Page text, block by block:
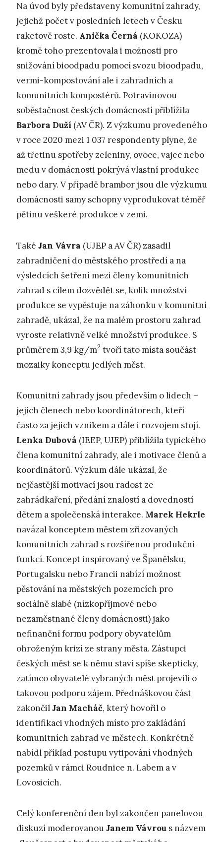
Na úvod byly představeny komunitní zahrady,
jejichž počet v posledních letech v Česku
raketově roste. Anička Černá (KOKOZA)
kromě toho prezentovala i možnosti pro
snižování bioodpadu pomocí svozu bioodpadu,
vermi-kompostování ale i zahradních a
komunitních kompostérů. Potravinovou
soběstačnost českých domácností přiblížila
Barbora Duží (AV ČR). Z výzkumu provedeného
v roce 2020 mezi 1 037 respondenty plyne, že
až třetinu spotřeby zeleniny, ovoce, vajec nebo
medu v domácnosti pokrývá vlastní produkce
nebo dary. V případě brambor jsou dle výzkumu
domácnosti samy schopny vyprodukovat téměř
pětinu veškeré produkce v zemi.
Také Jan Vávra (UJEP a AV ČR) zasadil
zahradničení do městského prostředí a na
výsledcích šetření mezi členy komunitních
zahrad s cílem dozvědět se, kolik množství
produkce se vypěstuje na záhonku v komunitní
zahradě, ukázal, že na malém prostoru zahrad
vyroste relativně velké množství produkce. S
průměrem 3,9 kg/m2 tvoří tato místa součást
mozaiky konceptu jedlých měst.
Komunitní zahrady jsou především o lidech –
jejích členech nebo koordinátorech, kteří
často za jejich vznikem a dále i rozvojem stojí.
Lenka Dubová (IEEP, UJEP) přiblížila typického
člena komunitní zahrady, ale i motivace členů a
koordinátorů. Výzkum dále ukázal, že
nejčastější motivací jsou radost ze
zahrádkaření, předání znalostí a dovedností
dětem a společenská interakce. Marek Hekrle
navázal konceptem městem zřizovaných
komunitních zahrad s rozšířenou produkční
funkcí. Koncept inspirovaný ve Španělsku,
Portugalsku nebo Francii nabízí možnost
pěstování na městských pozemcích pro
sociálně slabé (nízkopříjmové nebo
nezaměstnané členy domácnosti) jako
nefinanční formu podpory obyvatelům
ohroženým krizí ze strany města. Zástupci
českých měst se k němu staví spíše skepticky,
zatímco obyvatelé vybraných měst projevili o
takovou podporu zájem. Přednáškovou část
zakončilJan Macháč, který hovořil o
identifikaci vhodných místo pro zakládání
komunitních zahrad ve městech. Konkrétně
nabídl příklad postupu vytipování vhodných
pozemků v rámci Roudnice n. Labem a v
Lovosicích.
Celý konferenční den byl zakončen panelovou
diskuzí moderovanouJanem Vávrou s názvem